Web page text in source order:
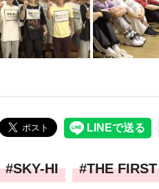
SKY-HI THE FIRST